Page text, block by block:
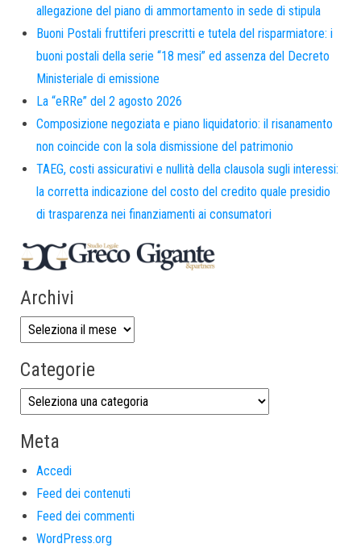
allegazione del piano di ammortamento in sede di stipula
Buoni Postali fruttiferi prescritti e tutela del risparmiatore: i
buoni postali della serie “18 mesi” ed assenza del Decreto
Ministeriale di emissione
La “eRRe” del 2 agosto 2026
Composizione negoziata e piano liquidatorio: il risanamento
non coincide con la sola dismissione del patrimonio
TAEG, costi assicurativi e nullità della clausola sugli interessi:
la corretta indicazione del costo del credito quale presidio
di trasparenza nei finanziamenti ai consumatori
Archivi
Categorie
Meta
Accedi
Feed dei contenuti
Feed dei commenti
WordPress.org